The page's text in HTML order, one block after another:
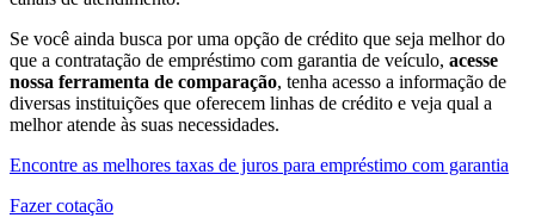
Se você ainda busca por uma opção de crédito que seja melhor do
que a contratação de empréstimo com garantia de veículo, acesse
nossa ferramenta de comparação, tenha acesso a informação de
diversas instituições que oferecem linhas de crédito e veja qual a
melhor atende às suas necessidades.
Encontre as melhores taxas de juros para empréstimo com garantia
Fazer cotação